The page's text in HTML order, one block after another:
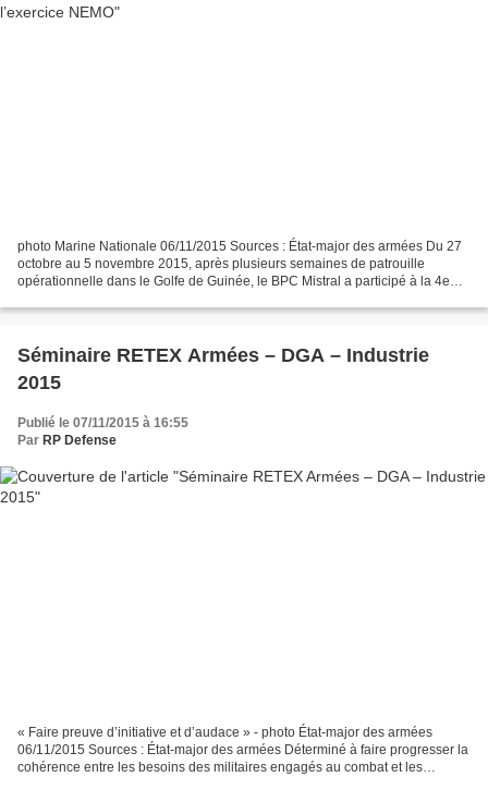
photo Marine Nationale 06/11/2015 Sources : État-major des armées Du 27
octobre au 5 novembre 2015, après plusieurs semaines de patrouille
opérationnelle dans le Golfe de Guinée, le BPC Mistral a participé à la 4e
Séminaire RETEX Armées – DGA – Industrie
2015
Publié le 07/11/2015 à 16:55
Par RP Defense
« Faire preuve d’initiative et d’audace » - photo État-major des armées
06/11/2015 Sources : État-major des armées Déterminé à faire progresser la
cohérence entre les besoins des militaires engagés au combat et les